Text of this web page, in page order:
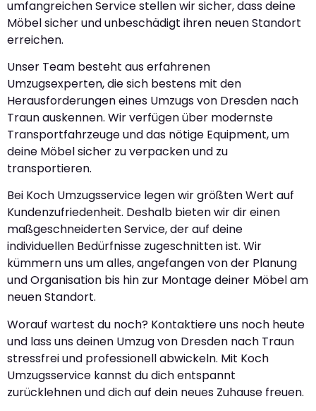
umfangreichen Service stellen wir sicher, dass deine
Möbel sicher und unbeschädigt ihren neuen Standort
erreichen.
Unser Team besteht aus erfahrenen
Umzugsexperten, die sich bestens mit den
Herausforderungen eines Umzugs von Dresden nach
Traun auskennen. Wir verfügen über modernste
Transportfahrzeuge und das nötige Equipment, um
deine Möbel sicher zu verpacken und zu
transportieren.
Bei Koch Umzugsservice legen wir größten Wert auf
Kundenzufriedenheit. Deshalb bieten wir dir einen
maßgeschneiderten Service, der auf deine
individuellen Bedürfnisse zugeschnitten ist. Wir
kümmern uns um alles, angefangen von der Planung
und Organisation bis hin zur Montage deiner Möbel am
neuen Standort.
Worauf wartest du noch? Kontaktiere uns noch heute
und lass uns deinen Umzug von Dresden nach Traun
stressfrei und professionell abwickeln. Mit Koch
Umzugsservice kannst du dich entspannt
zurücklehnen und dich auf dein neues Zuhause freuen.